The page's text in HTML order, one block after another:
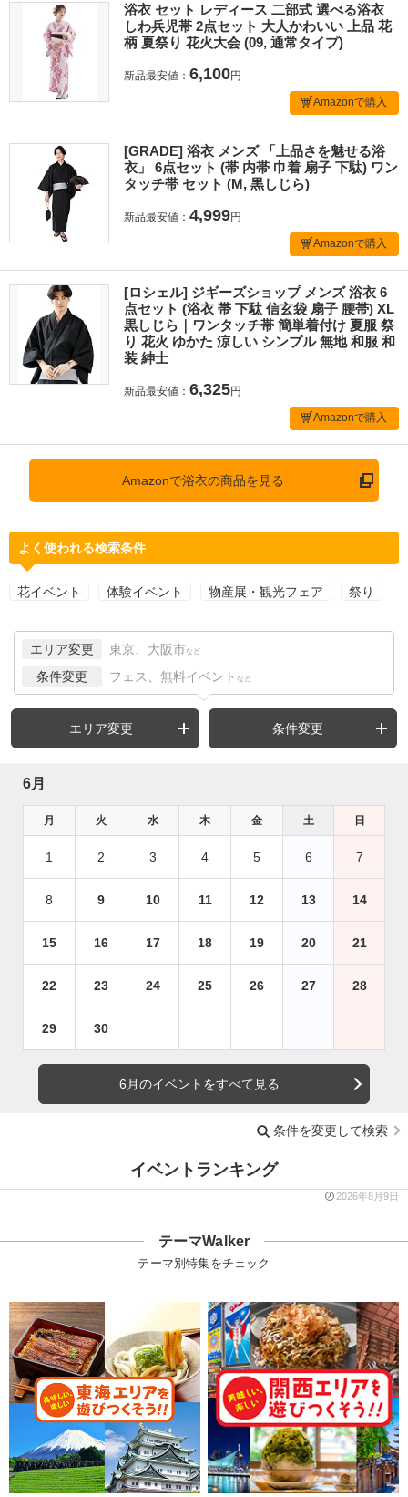
浴衣 セット レディース 二部式 選べる浴衣
しわ兵児帯 2点セット 大人かわいい 上品 花
柄 夏祭り 花火大会 (09, 通常タイプ)
新品最安値： 6,100円
Amazonで購入
[GRADE] 浴衣 メンズ 「上品さを魅せる浴
衣」 6点セット (帯 内帯 巾着 扇子 下駄) ワン
タッチ帯 セット (M, 黒しじら)
新品最安値： 4,999円
Amazonで購入
[ロシェル] ジギーズショップ メンズ 浴衣 6
点セット (浴衣 帯 下駄 信玄袋 扇子 腰帯) XL
黒しじら｜ワンタッチ帯 簡単着付け 夏服 祭
り 花火 ゆかた 涼しい シンプル 無地 和服 和
装 紳士
新品最安値： 6,325円
Amazonで購入
Amazonで浴衣の商品を見る
よく使われる検索条件
花イベント 体験イベント 物産展・観光フェア 祭り
エリア変更 東京、大阪市 など
条件変更 フェス、無料イベント など
エリア変更 条件変更
6月
月 火 水 木 金 土 日
1 2 3 4 5 6 7
8 9 10 11 12 13 14
15 16 17 18 19 20 21
22 23 24 25 26 27 28
29 30
6月のイベントをすべて見る
条件を変更して検索
イベントランキング
2026年8月9日
テーマWalker
テーマ別特集をチェック